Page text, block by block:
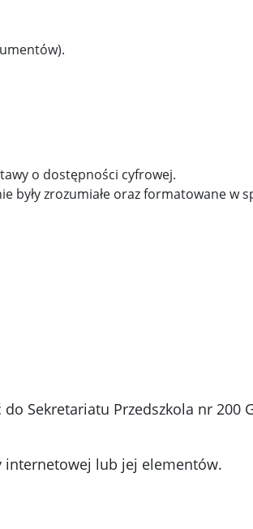
o dostępności cyfrowej.
zrozumiałe oraz formatowane w
do Sekretariatu Przedszkola nr 200
internetowej lub jej elementów.